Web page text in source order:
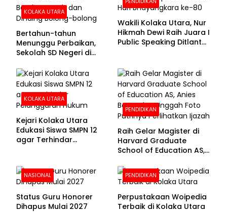
KOLAKA UTARA
Bertahun-tahun
Menunggu Perbaikan,
Sekolah SD Negeri di
Beralas Tanah dan
Dinding Bolong-bolong
Wakili Kolaka Utara, Nur
Hikmah Dewi Raih Juara I
Public Speaking Ditlantas
Bhayangkara ke-80
KOLAKA UTARA
Kejari Kolaka Utara
Edukasi Siswa SMPN 12
agar Terhindar
PENDIDIKAN
Raih Gelar Magister di
Harvard Graduate
School of Education AS,
Foto Putrinya Perlihatkan
Ijazah
NASIONAL
Status Guru Honorer
Dihapus Mulai 2027
PENDIDIKAN
Perpustakaan Woipedia
Terbaik di Kolaka Utara